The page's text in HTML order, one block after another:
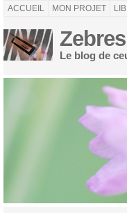
ACCUEIL MON PROJET
Zebres
Le blog de